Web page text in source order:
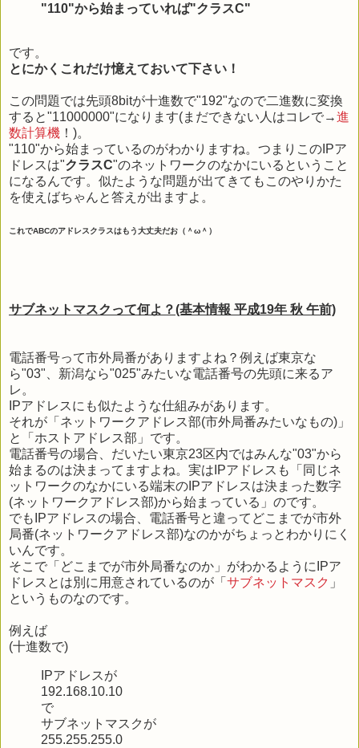
"110"から始まっていれば"クラスC"
です。
とにかくこれだけ憶えておいて下さい！
この問題では先頭8bitが十進数で"192"なので二進数に変換
すると"11000000"になります(まだできない人はコレで→進
数計算機 ！)。
"110"から始まっているのがわかりますね。つまりこのIPア
ドレスは"クラスC"のネットワークのなかにいるということ
になるんです。似たような問題が出てきてもこのやりかた
を使えばちゃんと答えが出ますよ。
これでABCのアドレスクラスはもう大丈夫だお（＾ω＾）
サブネットマスクって何よ？(基本情報 平成19年 秋 午前)
電話番号って市外局番がありますよね？例えば東京な
ら"03"、新潟なら"025"みたいな電話番号の先頭に来るア
レ。
IPアドレスにも似たような仕組みがあります。
それが「ネットワークアドレス部(市外局番みたいなもの)」
と「ホストアドレス部」です。
電話番号の場合、だいたい東京23区内ではみんな"03"から
始まるのは決まってますよね。実はIPアドレスも「同じネ
ットワークのなかにいる端末のIPアドレスは決まった数字
(ネットワークアドレス部)から始まっている」のです。
でもIPアドレスの場合、電話番号と違ってどこまでが市外
局番(ネットワークアドレス部)なのかがちょっとわかりにく
いんです。
そこで「どこまでが市外局番なのか」がわかるようにIPア
ドレスとは別に用意されているのが「 サブネットマスク 」
というものなのです。
例えば
(十進数で)
IPアドレスが
192.168.10.10
で
サブネットマスクが
255.255.255.0